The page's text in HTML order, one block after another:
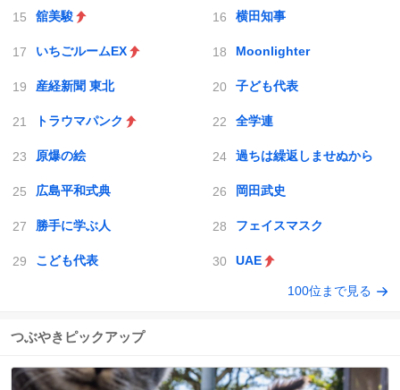
舘美駿 横田知事
いちごルームEX Moonlighter
産経新聞 東北 子ども代表
トラウマパンク 全学連
原爆の絵 過ちは繰返しませぬから
広島平和式典 岡田武史
勝手に学ぶ人 フェイスマスク
こども代表 UAE
100位まで見る
つぶやきピックアップ